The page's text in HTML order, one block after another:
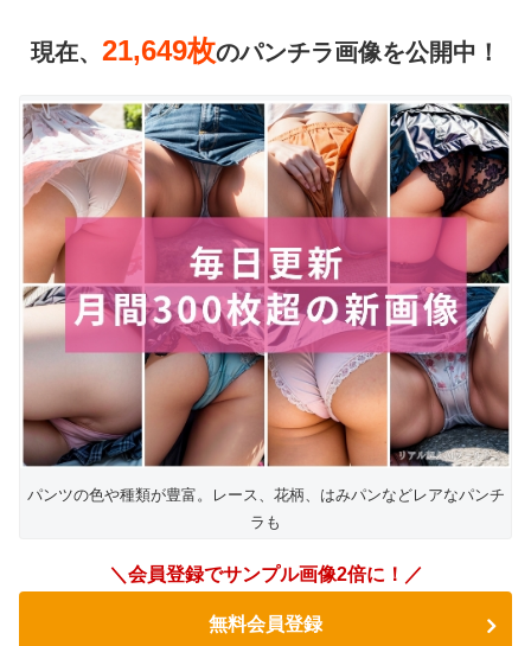
現在、 21,649枚のパンチラ画像を公開中！
パンツの色や種類が豊富。レース、花柄、はみパンなどレアなパンチ
ラも
＼会員登録でサンプル画像2倍に！／
無料会員登録